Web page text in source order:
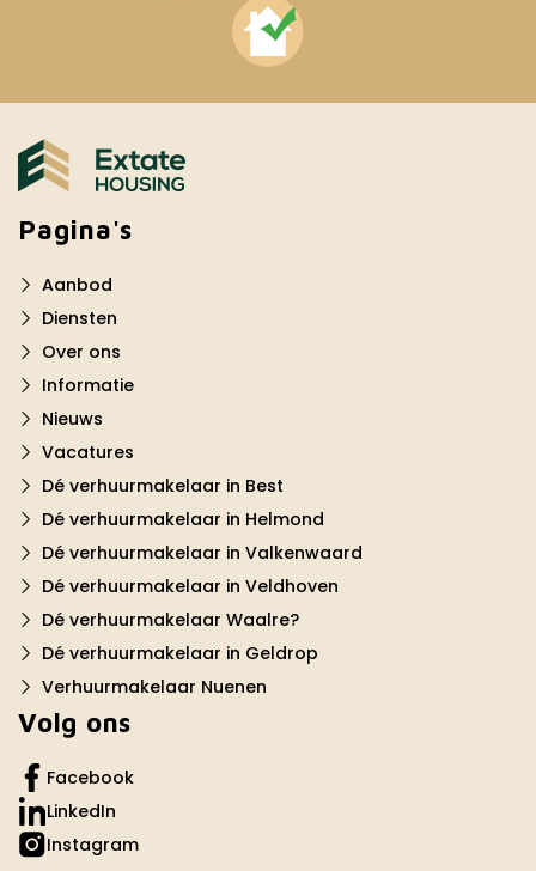
Pagina's
Aanbod
Diensten
Over ons
Informatie
Nieuws
Vacatures
Dé verhuurmakelaar in Best
Dé verhuurmakelaar in Helmond
Dé verhuurmakelaar in Valkenwaard
Dé verhuurmakelaar in Veldhoven
Dé verhuurmakelaar Waalre?
Dé verhuurmakelaar in Geldrop
Verhuurmakelaar Nuenen
Volg ons
Facebook
LinkedIn
Instagram